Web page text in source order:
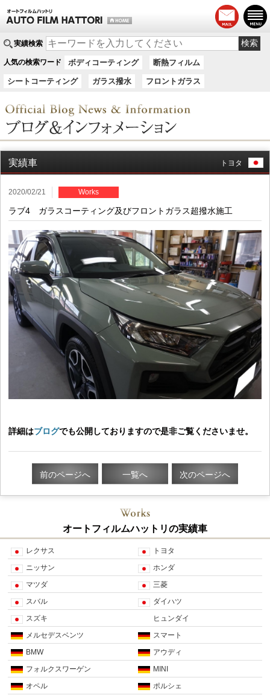
実績検索
人気の検索ワード ボディコーティング 断熱フィルム
シートコーティング ガラス撥水 フロントガラス
実績車 トヨタ
2020/02/21 Works
ラブ4 ガラスコーティング及びフロントガラス超撥水施工
詳細はブログでも公開しておりますので是非ご覧くださいませ。
前のページへ 一覧へ 次のページへ
オートフィルムハットリの実績車
レクサス
トヨタ
ニッサン
ホンダ
マツダ
三菱
スバル
ダイハツ
スズキ
ヒュンダイ
メルセデスベンツ
スマート
BMW
アウディ
フォルクスワーゲン
MINI
オペル
ポルシェ